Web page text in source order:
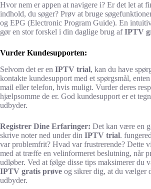
Hvor nem er appen at navigere i? Er det let at
indhold, du søger? Prøv at bruge
og EPG (Electronic Program Guide). En
gør en stor forskel i din daglige brug afIPTV
Vurder Kundesupporten:
Selvom det er en IPTV trial, kan du have
kontakte kundesupport med et spørgsmål,
mail eller telefon, hvis muligt. Vurder deres
hjælpsomme de er. God kundesupport er et
udbyder.
Registrer Dine Erfaringer: Det kan være en
skrive noter ned under din IPTV trial.
var problemfrit? Hvad var frustrerende? Dette
med at træffe en velinformeret beslutning, når
udløber. Ved at følge disse tips maksimerer du
IPTV gratis prøve og sikrer dig, at du vælger
udbyder.